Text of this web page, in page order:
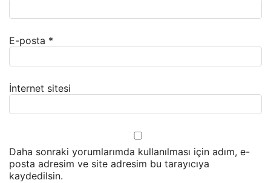
E-posta *
İnternet sitesi
Daha sonraki yorumlarımda kullanılması için adım, e-
posta adresim ve site adresim bu tarayıcıya
kaydedilsin.